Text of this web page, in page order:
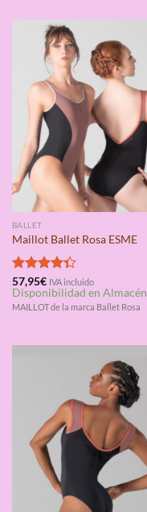
BALLET
Maillot Ballet Rosa ESME
Valorado
con4.33
de 5
57,95€ IVA incluido
Disponibilidad en Almacén
MAILLOT de la marca Ballet Rosa